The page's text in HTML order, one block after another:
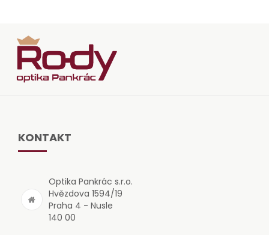
KONTAKT
Optika Pankrác s.r.o.
Hvězdova 1594/19
Praha 4 - Nusle
140 00